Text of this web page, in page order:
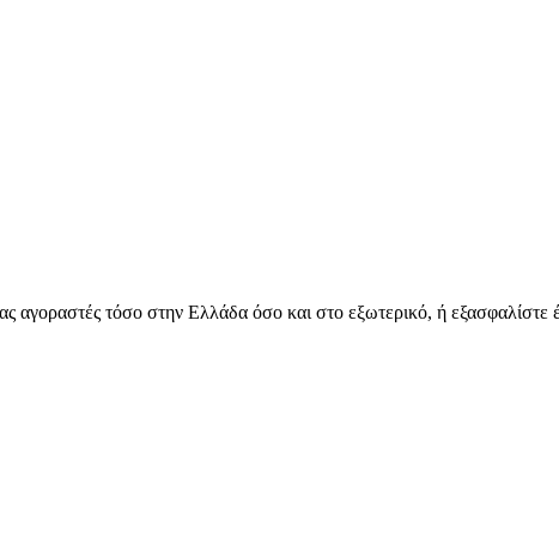
αγοραστές τόσο στην Ελλάδα όσο και στο εξωτερικό, ή εξασφαλίστε